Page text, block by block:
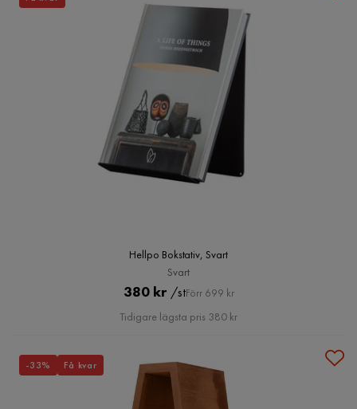
Hellpo Bokstativ, Svart
Svart
Pris
380 kr /stOriginal
Pris
Förr 699 kr
Tidigare lägsta pris 380 kr
-33% Få kvar